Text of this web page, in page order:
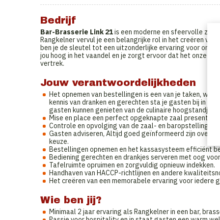
Bedrijf
Bar-Brasserie Link 21is een moderne en sfeervolle zaak
Rangkelner vervul je een belangrijke rol in het creëren
ben je de sleutel tot een uitzonderlijke ervaring voor onze
jou hoog in het vaandel en je zorgt ervoor dat het onze
vertrek.
Jouw verantwoordelijkheden
Het opnemen van bestellingen is een van je taken,
kennis van dranken en gerechten sta je gasten bij in
gasten kunnen genieten van de culinaire hoogstandjes
Mise en place een perfect opgeknapte zaal
Controle en opvolging van de zaal- en baropstelling,
Gasten adviseren, Altijd goed geïnformeerd zijn over
keuze.
Bestellingen opnemen en het kassasysteem efficiënt
Bediening gerechten en drankjes serveren met oog
Tafelruimte opruimen en zorgvuldig opnieuw indekken.
Handhaven van HACCP-richtlijnen en andere
Het creëren van een memorabele ervaring voor iedere
Wie ben jij?
Minimaal 2 jaar ervaring als Rangkelner in een bar,